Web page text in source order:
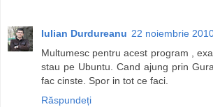
Iulian Durdureanu 22 noiembrie
Multumesc pentru acest program ,
stau pe Ubuntu. Cand ajung prin
fac cinste. Spor in tot ce faci.
Răspundeți